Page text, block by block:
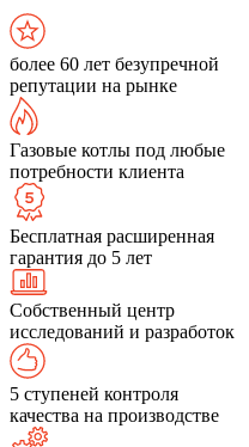
более 60 лет безупречной
репутации на рынке
Газовые котлы под любые
потребности клиента
Бесплатная расширенная
гарантия до 5 лет
Собственный центр
исследований и разработок
5 ступеней контроля
качества на производстве